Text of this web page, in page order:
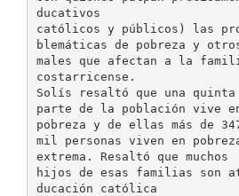
ducativos
católicos y públicos) las
blemáticas de pobreza y
males que afectan a la
costarricense.
Solís resaltó que una quinta
parte de la población vive
pobreza y de ellas más de
mil personas viven en
extrema. Resaltó que muchos
hijos de esas familias son
ducación católica